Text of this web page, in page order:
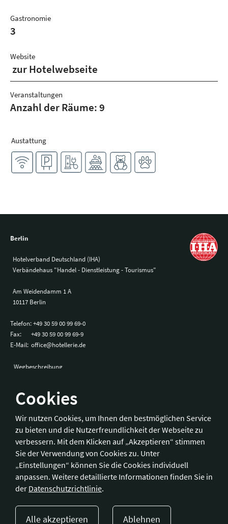
Cookies
Wir nutzen Cookies, um Ihnen den bestmöglichen Service
zu bieten und die Nutzerfreundlichkeit der Webseite zu
verbessern. Mit dem Klicken auf „Akzeptieren“ stimmen
Sie der Verwendung von Cookies zu. Unter
„Einstellungen“ können Sie die Cookies individuell
anpassen. Weitere detaillierte Informationen finden Sie in
der Datenschutzrichtlinie.
Alle akzeptieren Ablehnen
Gastronomie
3
Website
zur Hotelwebseite
Veranstaltungen
Anzahl der Räume: 9
Austattung
Berlin
Hotelverband Deutschland (IHA)
Verbändehaus "Handel - Dienstleistung - Tourismus"
Am Weidendamm 1 A
10117 Berlin
Telefon:+49 30 59 00 99 69-0
Fax:
+49 30 59 00 99 69-9
E-Mail: office@hotellerie.de
Wegbeschreibung
Hotelverband Deutschland (IHA) / IHA-Service GmbH
Kronprinzenstraße 37
53173 Bonn
Telefon:
Fax:
+49 228 92 39 29-9
E-Mail:bonn@hotellerie.de